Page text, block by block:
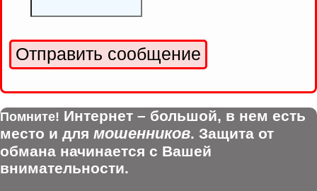
Помните! Интернет – большой, в нем есть
место и для мошенников. Защита от
обмана начинается с Вашей
внимательности.